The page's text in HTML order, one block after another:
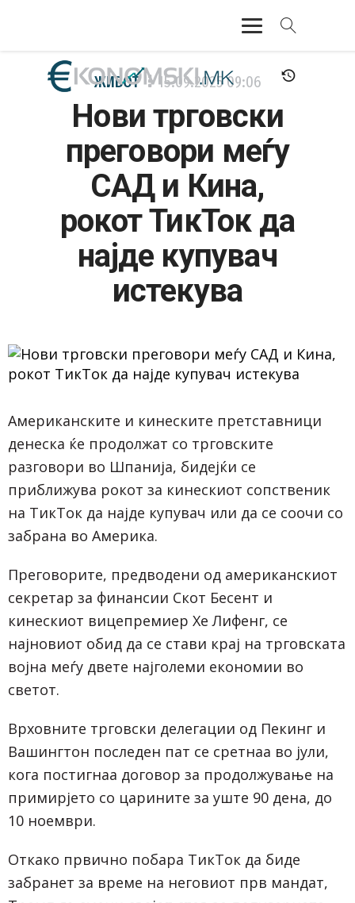
АКТУЕЛНО
ЕКОНОМИЈА
ФИНАНСИИ
БАНКАРСТВО
ЖИВОТ
МОЗАИК
ЖИВОТ 15.09.202509:06
Нови трговски
преговори меѓу
САД и Кина,
рокот ТикТок да
најде купувач
истекува
Американските и кинеските претставници
денеска ќе продолжат со трговските
разговори во Шпанија, бидејќи се
приближува рокот за кинескиот сопственик
на ТикТок да најде купувач или да се соочи со
забрана во Америка.
Преговорите, предводени од американскиот
секретар за финансии Скот Бесент и
кинескиот вицепремиер Хе Лифенг, се
најновиот обид да се стави крај на трговската
војна меѓу двете најголеми економии во
светот.
Врховните трговски делегации од Пекинг и
Вашингтон последен пат се сретнаа во јули,
кога постигнаа договор за продолжување на
примирјето со царините за уште 90 дена, до
10 ноември.
Откако првично побара ТикТок да биде
забранет за време на неговиот прв мандат,